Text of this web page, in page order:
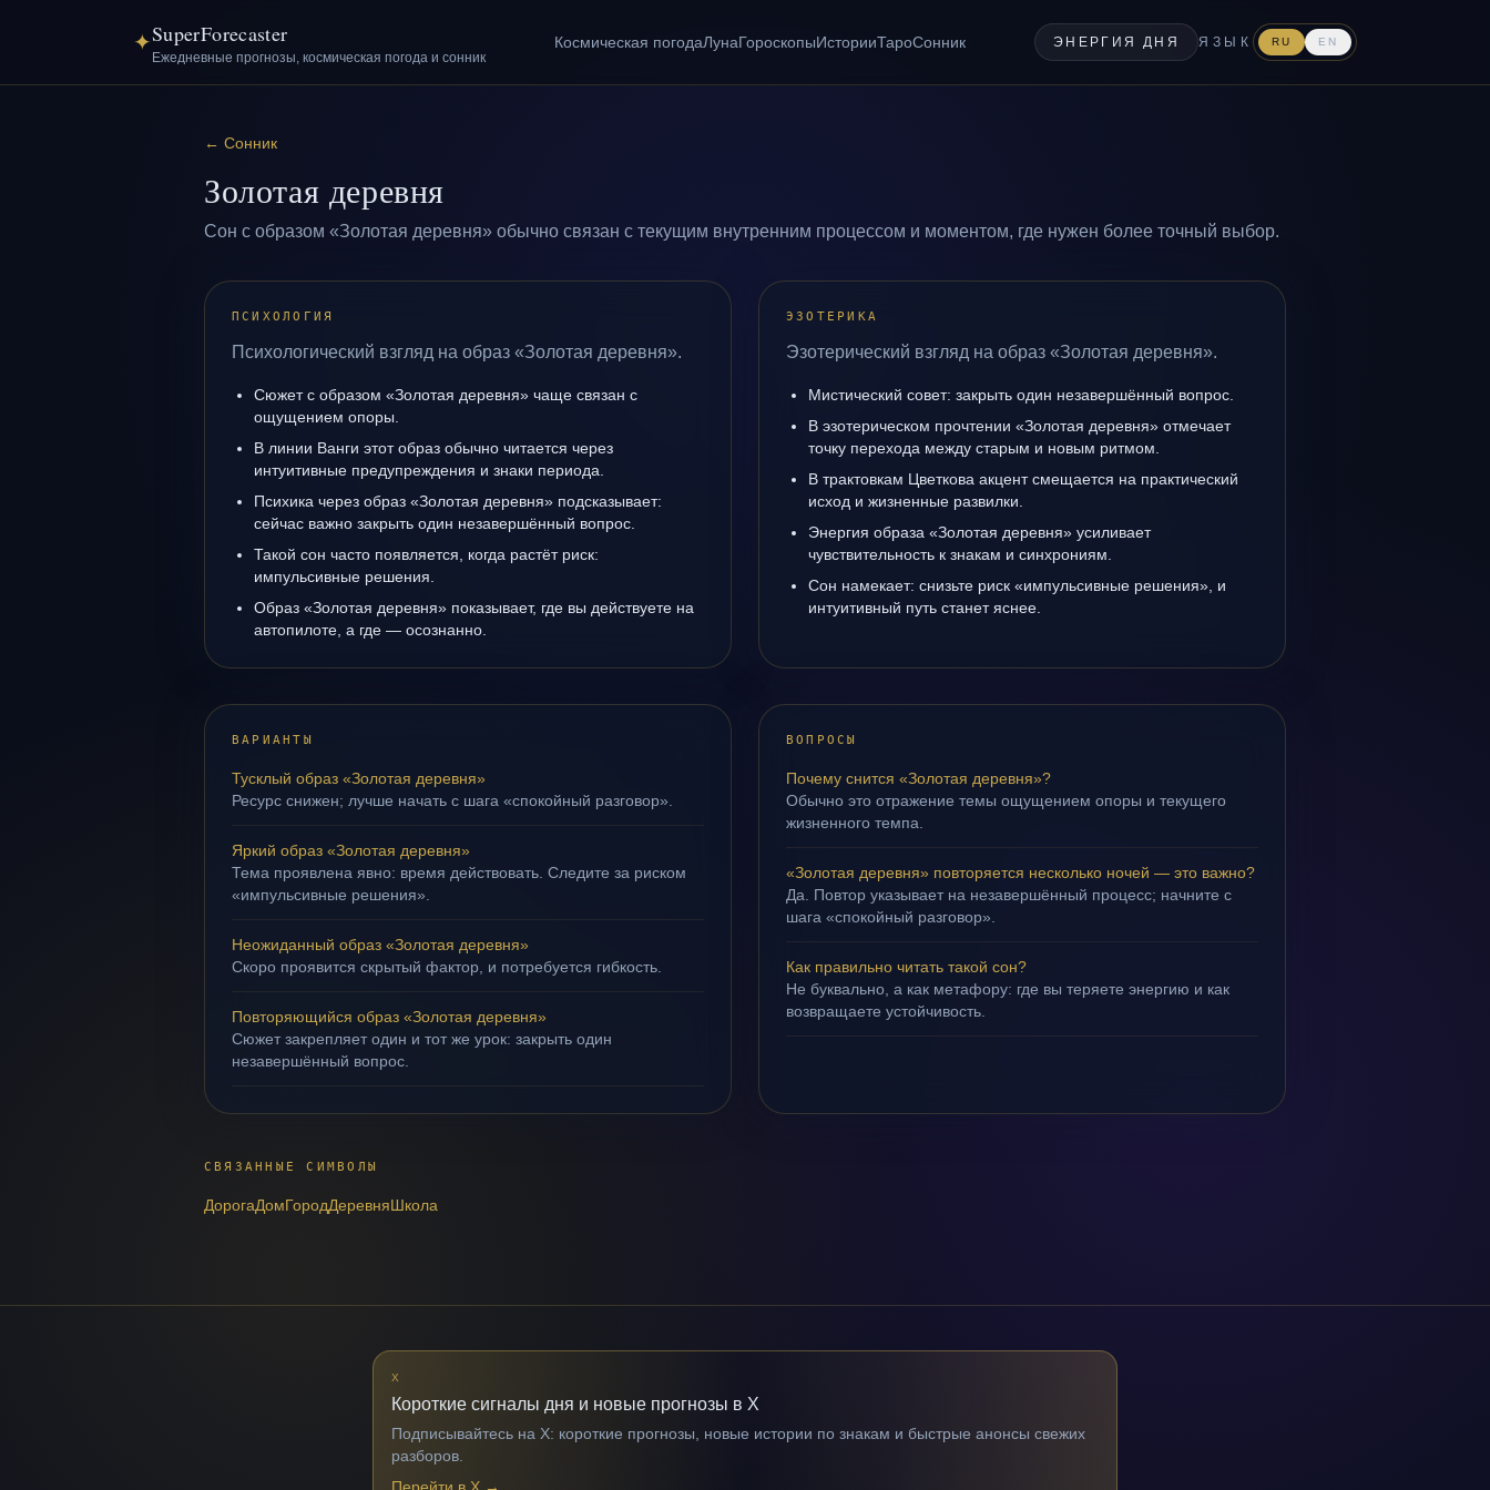
✦SuperForecaster
Ежедневные прогнозы, космическая погода и сонник
Космическая погодаЛунаГороскопыИсторииТароСонник ЭНЕРГИЯ ДНЯ ЯЗЫК RU EN
← Сонник
Золотая деревня
Сон с образом «Золотая деревня» обычно связан с текущим внутренним процессом и моментом, где нужен более точный выбор.
ПСИХОЛОГИЯ
Психологический взгляд на образ «Золотая деревня».
Сюжет с образом «Золотая деревня» чаще связан с
ощущением опоры.
В линии Ванги этот образ обычно читается через
интуитивные предупреждения и знаки периода.
Психика через образ «Золотая деревня» подсказывает:
сейчас важно закрыть один незавершённый вопрос.
Такой сон часто появляется, когда растёт риск:
импульсивные решения.
Образ «Золотая деревня» показывает, где вы действуете на
автопилоте, а где — осознанно.
ЭЗОТЕРИКА
Эзотерический взгляд на образ «Золотая деревня».
Мистический совет: закрыть один незавершённый вопрос.
В эзотерическом прочтении «Золотая деревня» отмечает
точку перехода между старым и новым ритмом.
В трактовкам Цветкова акцент смещается на практический
исход и жизненные развилки.
Энергия образа «Золотая деревня» усиливает
чувствительность к знакам и синхрониям.
Сон намекает: снизьте риск «импульсивные решения», и
интуитивный путь станет яснее.
ВАРИАНТЫ
Тусклый образ «Золотая деревня»
Ресурс снижен; лучше начать с шага «спокойный разговор».
Яркий образ «Золотая деревня»
Тема проявлена явно: время действовать. Следите за риском
«импульсивные решения».
Неожиданный образ «Золотая деревня»
Скоро проявится скрытый фактор, и потребуется гибкость.
Повторяющийся образ «Золотая деревня»
Сюжет закрепляет один и тот же урок: закрыть один
незавершённый вопрос.
ВОПРОСЫ
Почему снится «Золотая деревня»?
Обычно это отражение темы ощущением опоры и текущего
жизненного темпа.
«Золотая деревня» повторяется несколько ночей — это важно?
Да. Повтор указывает на незавершённый процесс; начните с
шага «спокойный разговор».
Как правильно читать такой сон?
Не буквально, а как метафору: где вы теряете энергию и как
возвращаете устойчивость.
СВЯЗАННЫЕ СИМВОЛЫ
ДорогаДомГородДеревняШкола
X
Короткие сигналы дня и новые прогнозы в X
Подписывайтесь на X: короткие прогнозы, новые истории по знакам и быстрые анонсы свежих
разборов.